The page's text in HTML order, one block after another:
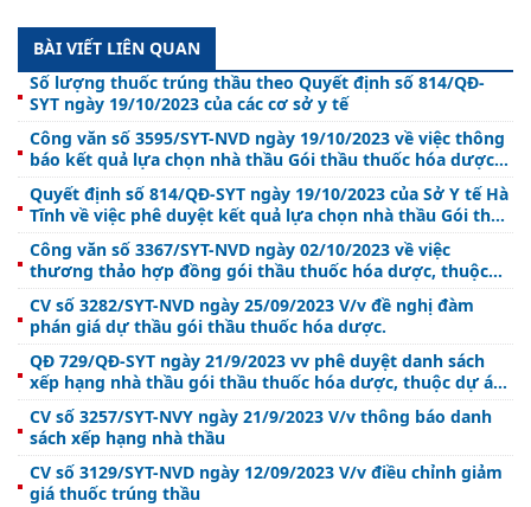
BÀI VIẾT LIÊN QUAN
Số lượng thuốc trúng thầu theo Quyết định số 814/QĐ-
SYT ngày 19/10/2023 của các cơ sở y tế
Công văn số 3595/SYT-NVD ngày 19/10/2023 về việc thông
báo kết quả lựa chọn nhà thầu Gói thầu thuốc hóa dược
(Thuộc dự án cung cấp thuốc cho các cơ sở y tế tỉnh Hà
Tĩnh năm 2023 và năm 2024 lần thứ 2)
Quyết định số 814/QĐ-SYT ngày 19/10/2023 của Sở Y tế Hà
Tĩnh về việc phê duyệt kết quả lựa chọn nhà thầu Gói thầu
thuốc hóa dược (Thuộc dự án cung cấp thuốc cho các cơ
sở y tế tỉnh Hà Tĩnh năm 2023 và năm 2024 lần thứ 2)
Công văn số 3367/SYT-NVD ngày 02/10/2023 về việc
thương thảo hợp đồng gói thầu thuốc hóa dược, thuộc
dự án cung cấp thuốc chữa bệnh cho các cơ sở y tế tỉnh
Hà Tĩnh năm 2023 và năm 2024 lần thứ 2.
CV số 3282/SYT-NVD ngày 25/09/2023 V/v đề nghị đàm
phán giá dự thầu gói thầu thuốc hóa dược.
QĐ 729/QĐ-SYT ngày 21/9/2023 vv phê duyệt danh sách
xếp hạng nhà thầu gói thầu thuốc hóa dược, thuộc dự án
cung cấp thuốc cho các cơ sở y tế tỉnh Hà Tĩnh năm 2023 -
2024 lần thứ 2
CV số 3257/SYT-NVY ngày 21/9/2023 V/v thông báo danh
sách xếp hạng nhà thầu
CV số 3129/SYT-NVD ngày 12/09/2023 V/v điều chỉnh giảm
giá thuốc trúng thầu